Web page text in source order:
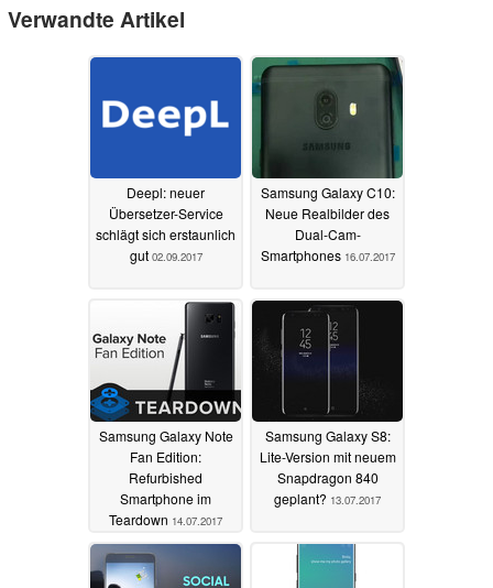
Verwandte Artikel
Deepl: neuer
Übersetzer-Service
schlägt sich erstaunlich
gut 02.09.2017
Samsung Galaxy C10:
Neue Realbilder des
Dual-Cam-
Smartphones 16.07.2017
Samsung Galaxy Note
Fan Edition:
Refurbished
Smartphone im
Teardown 14.07.2017
Samsung Galaxy S8:
Lite-Version mit neuem
Snapdragon 840
geplant? 13.07.2017